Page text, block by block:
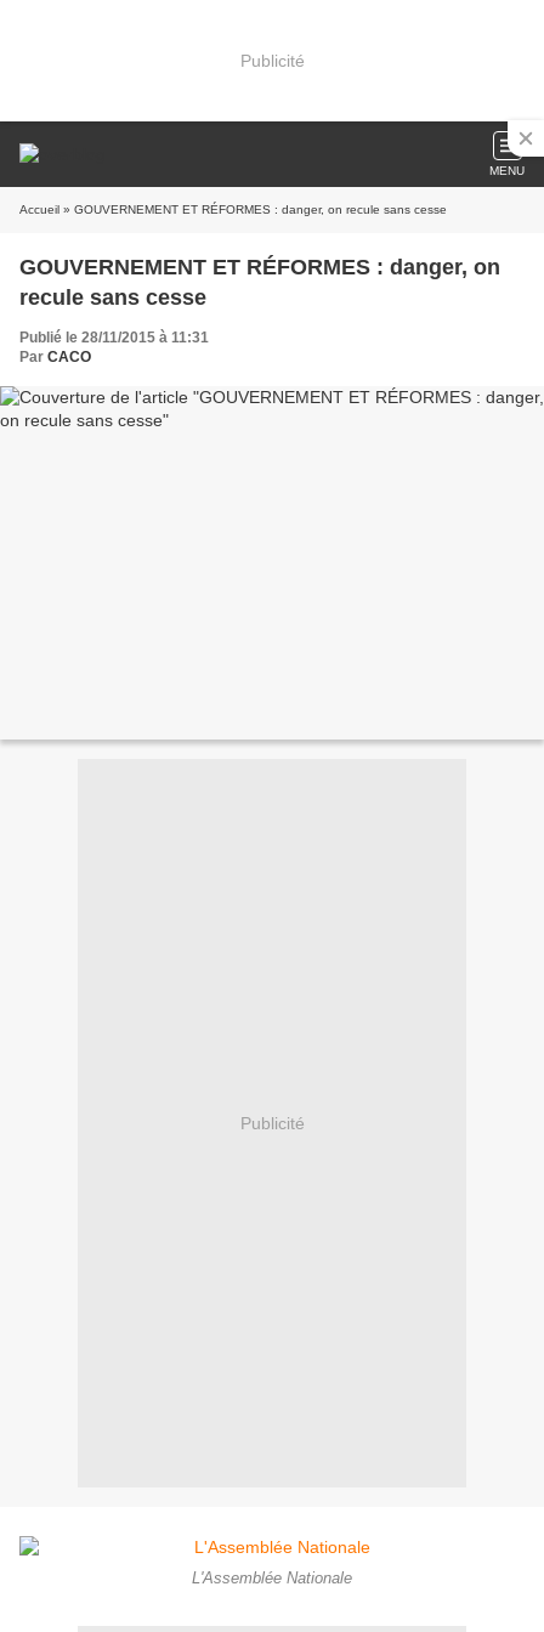
Publicité
MENU
Accueil » GOUVERNEMENT ET RÉFORMES : danger, on recule sans cesse
GOUVERNEMENT ET RÉFORMES : danger, on
recule sans cesse
Publié le 28/11/2015 à 11:31
Par CACO
Publicité
L'Assemblée Nationale